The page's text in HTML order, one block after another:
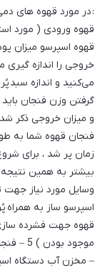
: در مورد قهوه های
قهوه ورودی ( مورد
قهوه اسپرسو میزان
خروجی را اندازه
می‌کنید و اندازه سبد
فنجان قهوه شما به
زمان پر شد ، برای
بیشتر به همین
– مخزن آب دستگاه